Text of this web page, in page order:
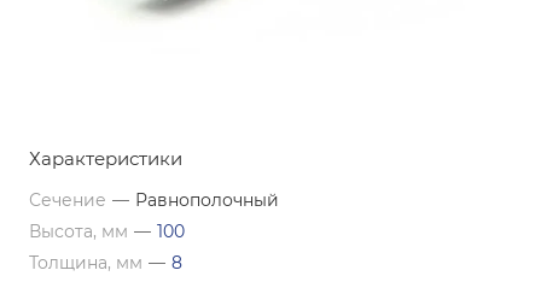
Характеристики
Сечение — Равнополочный
Высота, мм — 100
Толщина, мм — 8